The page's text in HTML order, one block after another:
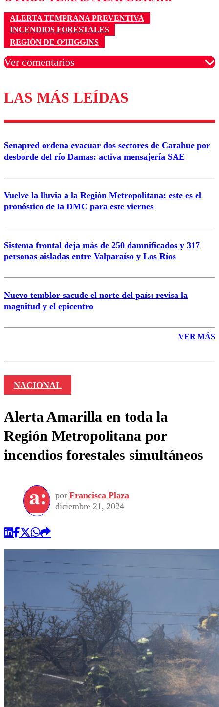
ALERTA TEMPRANA PREVENTIVA
INCENDIOS FORESTALES
REGIÓN DE O’HIGGINS
Ver comentarios
Los comentarios son moderados para garantizar un
diálogo respetuoso.
Nombre
Correo
Enviar comentario
LAS MÁS LEÍDAS
Senapred ordena evacuar dos sectores de Carahue por
desborde del río Damas: activa mensajería SAE
Vuelve la lluvia a la Región Metropolitana: este es el
pronóstico de la DMC para este viernes
Sistema frontal deja más de 250 damnificados y 317
personas aisladas entre Valparaíso y Los Ríos
Nuevo temblor sacude el norte del país: revisa la
magnitud y el epicentro
VER MÁS
NACIONAL
Alerta Amarilla en toda la
Región Metropolitana por
incendios forestales simultáneos
por Francisca Plaza
diciembre 21, 2024